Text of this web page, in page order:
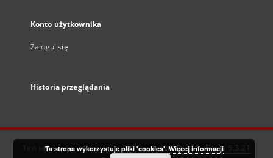
Konto użytkownika
Zaloguj się
Historia przeglądania
Ten serwis działa dzięki oprogramowaniuDInGO dLibra 6.3.21
Ta strona wykorzystuje pliki 'cookies'. Więcej informacji